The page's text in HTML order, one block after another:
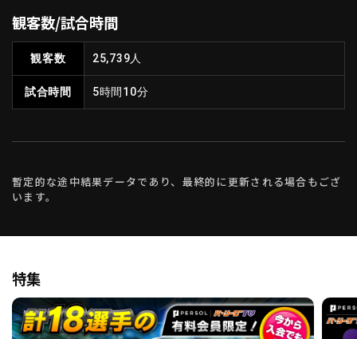
観客数/試合時間
観客数 25,739人
試合時間 5時間10分
暫定的な途中結果データであり、最終的に更新される場合もござ
います。
特集